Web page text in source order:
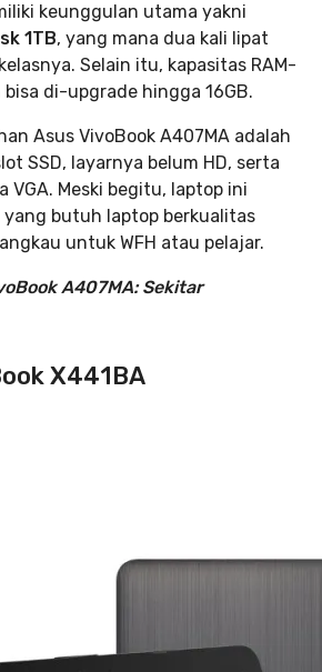
keunggulan utama yakni
1TB, yang mana dua kali lipat
Selain itu, kapasitas RAM-
di-upgrade hingga 16GB.
Asus VivoBook A407MA adalah
SSD, layarnya belum HD, serta
VGA. Meski begitu, laptop ini
yang butuh laptop berkualitas
untuk WFH atau pelajar.
A407MA: Sekitar
X441BA